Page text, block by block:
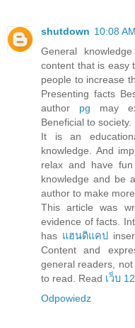
shutdown 10:08 AM
General
content that is easy
people to increase
Presenting facts
author pg may
Beneficial to society.
It is an
knowledge. And
relax and have fun
knowledge and be
author to make
This article was
evidence of facts.
has แฮนดิแคป
Content and
general readers,
to read. Read เว็บ
Odpowiedz